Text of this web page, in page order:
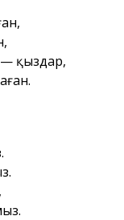
— қыздар,